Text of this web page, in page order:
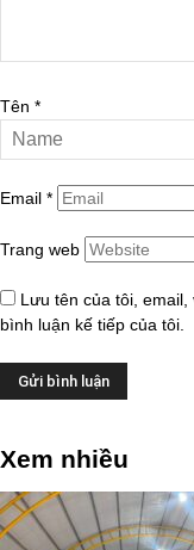
Tên *
Email *
Trang web
Lưu tên của tôi,
bình luận kế tiếp của tôi.
Xem nhiều